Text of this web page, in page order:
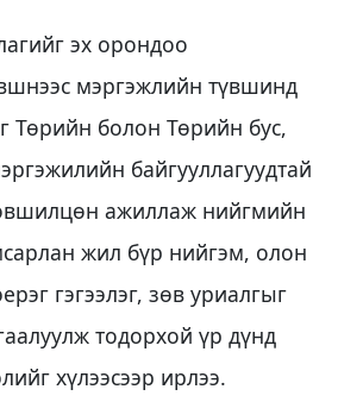
эх орондоо
мэргэжлийн түвшинд
Төрийн болон Төрийн бус,
байгууллагуудтай
ажиллаж нийгмийн
жил бүр нийгэм, олон
гэгээлэг, зөв уриалгыг
тодорхой үр дүнд
хүлээсээр ирлээ.